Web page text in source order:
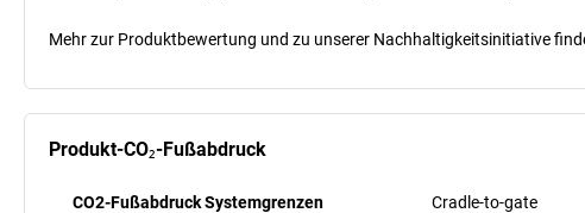
Mehr zur Produktbewertung und zu unserer Nachhaltigkeitsinitiative
Produkt-CO₂-Fußabdruck
CO2-Fußabdruck Systemgrenzen Cradle-to-gate